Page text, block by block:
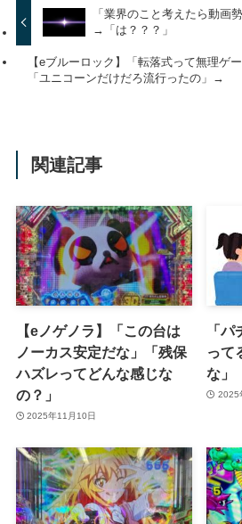
「業界のこと考えたら動画
→「は？？？」
【eブルーロック】「転落式って無理ゲー
「ユニコーンだけだろ流行ったの」→
関連記事
【eノゲノラ】「この台は
ノーカス安定だな」「残保
ハズレってどんな感じな
の？」
2025年11月10日
「
って
な」
2025